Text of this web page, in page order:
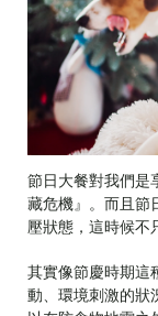
節日大餐對我們是
藏危機』。而且節
壓狀態，這時候不
其實像節慶時期這
動、環境刺激的狀